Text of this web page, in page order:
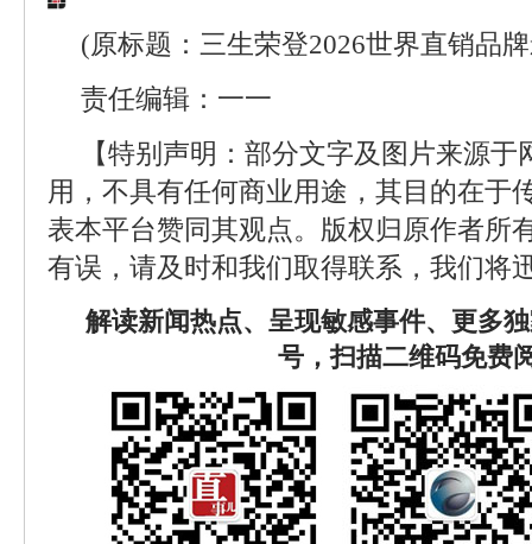
(原标题：三生荣登2026世界直销品
责任编辑：一一
【特别声明：部分文字及图片来源
用，不具有任何商业用途，其目的在于
表本平台赞同其观点。版权归原作者所
有误，请及时和我们取得联系，我们将
解读新闻热点、呈现敏感事件、更多
号，扫描二维码免费